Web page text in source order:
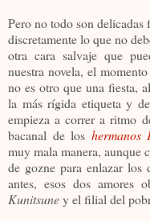
Pero no todo son delicadas
discretamente lo que no
otra cara salvaje que
nuestra novela, el
no es otro que una fiesta,
la más rígida etiqueta y
empieza a correr a ritmo
bacanal de los hermanos
muy mala manera, aunque
de gozne para enlazar los
antes, esos dos amores
Kunitsuney el filial del